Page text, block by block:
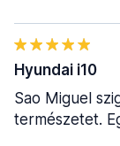
Hyundai i10
Sao Miguel
természetet.